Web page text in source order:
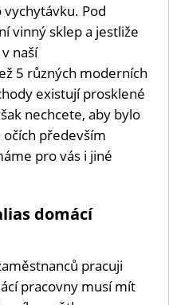
Pod
vinný sklep a jestliže
naší
5 různých moderních
existují prosklené
nechcete, aby bylo
především
pro vás i jiné
domácí
pracuji
pracovny musí mít